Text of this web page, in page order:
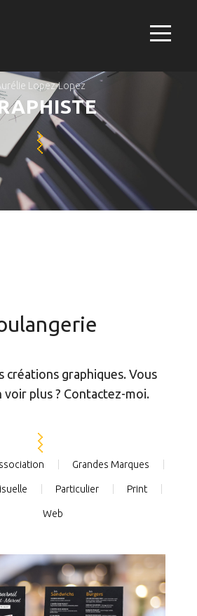
Lopez-Lopez
créations graphiques. Vous
voir plus ? Contactez-moi.
Grandes Marques
Particulier Print
Web